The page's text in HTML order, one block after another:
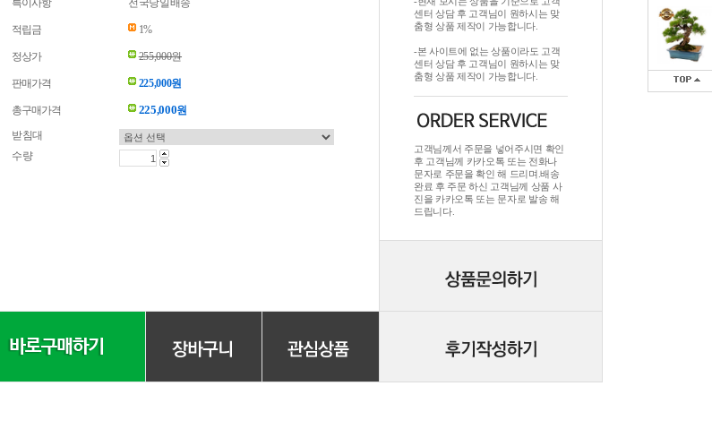
특이사항 전국당일배송
적립금 1%
정상가 255,000원
판매가격 225,000원
총구매가격 225,000원
받침대
수량
센터 상담 후 고객님이 원하시는 맞
춤형 상품 제작이 가능합니다.
-본 사이트에 없는 상품이라도 고객
센터 상담 후 고객님이 원하시는 맞
춤형 상품 제작이 가능합니다.
고객님께서 주문을 넣어주시면 확인
후 고객님께 카카오톡 또는 전화나
문자로 주문을 확인 해 드리며.배송
완료 후 주문 하신 고객님께 상품 사
진을 카카오톡 또는 문자로 발송 해
드립니다.